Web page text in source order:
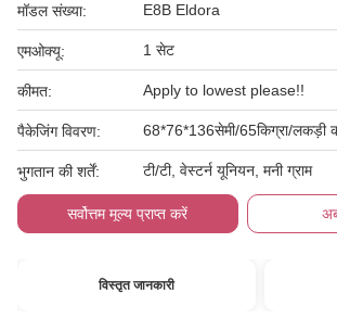
मॉडल संख्या: E8B Eldora
एमओक्यू: 1 सेट
कीमत: Apply to lowest please!!
पैकेजिंग विवरण: 68*76*136सेमी/65किग्रा/लकड़ी
भुगतान की शर्तें: टी/टी, वेस्टर्न यूनियन, मनी ग्राम
सर्वोत्तम मूल्य प्राप्त करें
विस्तृत जानकारी